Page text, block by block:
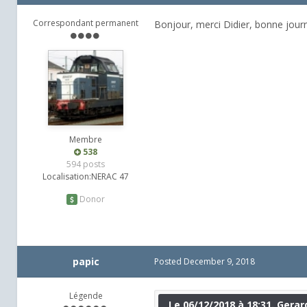
Correspondant permanent
Membre
538
594 posts
Localisation:NERAC 47
Donor
Bonjour, merci Didier, bonne
papic
Légende
Posted December 9, 2018